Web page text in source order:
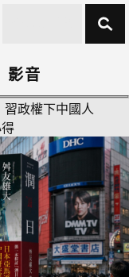
影音
政權下中國人